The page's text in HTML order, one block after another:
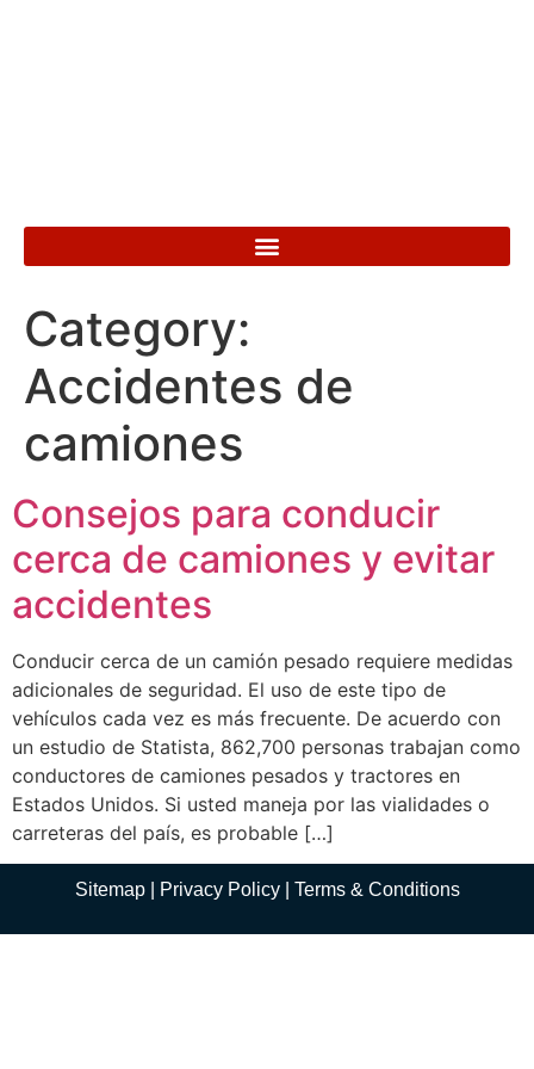
Category:
Accidentes de
camiones
Consejos para conducir
cerca de camiones y evitar
accidentes
Conducir cerca de un camión pesado requiere medidas
adicionales de seguridad. El uso de este tipo de
vehículos cada vez es más frecuente. De acuerdo con
un estudio de Statista, 862,700 personas trabajan como
conductores de camiones pesados y tractores en
Estados Unidos. Si usted maneja por las vialidades o
carreteras del país, es probable […]
Sitemap| Privacy Policy| Terms & Conditions